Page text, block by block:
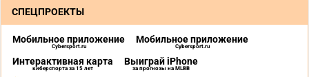
СПЕЦПРОЕКТЫ
Мобильное приложение
Cybersport.ru
Мобильное приложение
Cybersport.ru
Интерактивная карта
киберспорта за 15 лет
Выиграй iPhone
за прогнозы на MLBB